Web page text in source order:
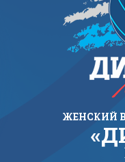
ЖЕНСКИЙ